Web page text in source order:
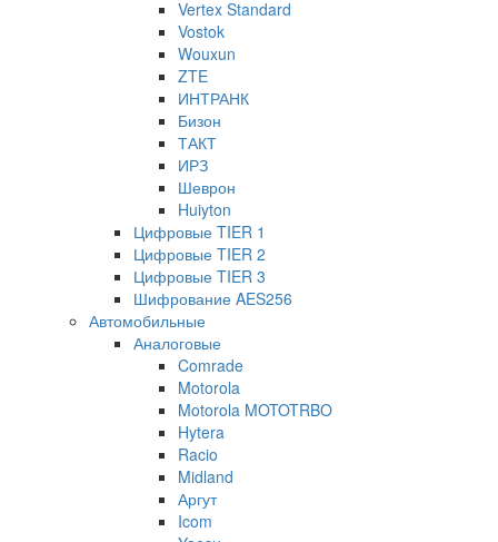
Vertex Standard
Vostok
Wouxun
ZTE
ИНТРАНК
Бизон
ТАКТ
ИРЗ
Шеврон
Huiyton
Цифровые TIER 1
Цифровые TIER 2
Цифровые TIER 3
Шифрование AES256
Автомобильные
Аналоговые
Comrade
Motorola
Motorola MOTOTRBO
Hytera
Racio
Midland
Аргут
Icom